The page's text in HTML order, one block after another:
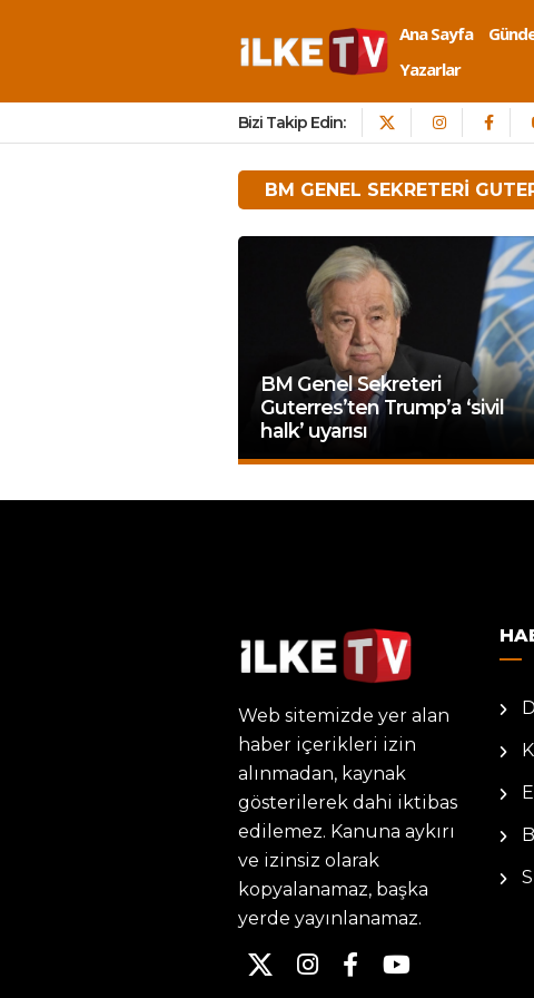
Ana Sayfa
Yazarlar
Bizi Takip Edin:
BM GENEL SEKRETERI
BM Genel Sekreteri
Guterres’ten Trump’a ‘sivil
halk’ uyarısı
Web sitemizde yer alan
haber içerikleri izin
alınmadan, kaynak
gösterilerek dahi iktibas
edilemez. Kanuna aykırı
ve izinsiz olarak
kopyalanamaz, başka
yerde yayınlanamaz.